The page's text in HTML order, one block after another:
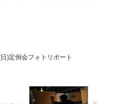
)定例会フォトリポート